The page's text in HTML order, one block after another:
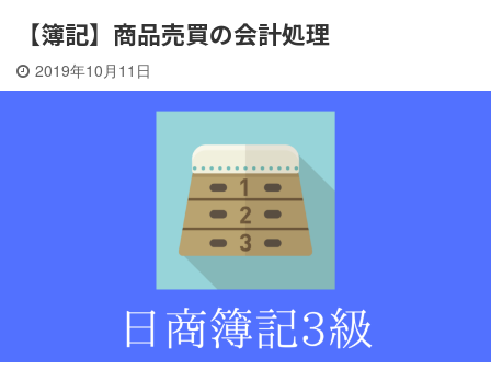
【簿記】商品売買の会計処理
2019年10月11日